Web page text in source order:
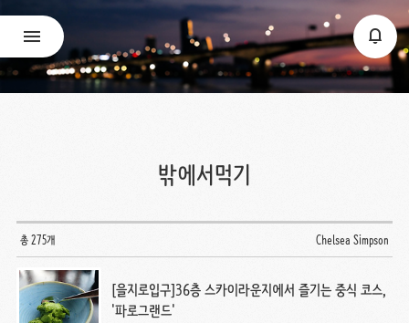
밖에서먹기
총 275개 Chelsea Simpson
[을지로입구]36층 스카이라운지에서 즐기는 중식 코스,
'파로그랜드'